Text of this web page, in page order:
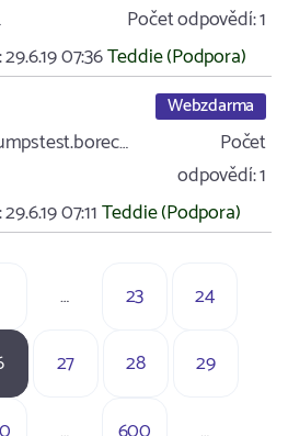
Počet odpovědí:1
29.6.19 07:36Teddie (Podpora)
Webzdarma
Počet
odpovědí:1
29.6.19 07:11Teddie (Podpora)
… 23 24
27 28 29